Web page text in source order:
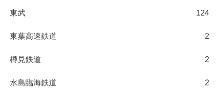
東武 124
東葉高速鉄道 2
樽見鉄道 2
水島臨海鉄道 2